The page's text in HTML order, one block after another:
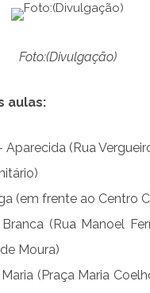
Foto:(Divulgação)
aulas:
(Rua
(em frente ao Centro
(Rua Manoel
Moura)
(Praça Maria